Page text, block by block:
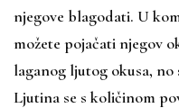
njegove blagodati. U
možete pojačati njegov
laganog ljutog okusa,
Ljutina se s količinom